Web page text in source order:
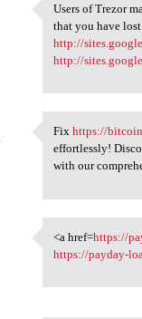
Users of
Users of Trezor
that you have
http://
http://
Fix https:/
Fixhttps://
effortlessly!
with our
<a
<a href=https://
https://payday-